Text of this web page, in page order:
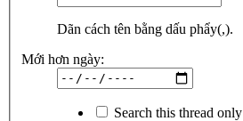
Dãn cách tên bằng dấu phẩy(,).
Mới hơn ngày:
Search this thread only